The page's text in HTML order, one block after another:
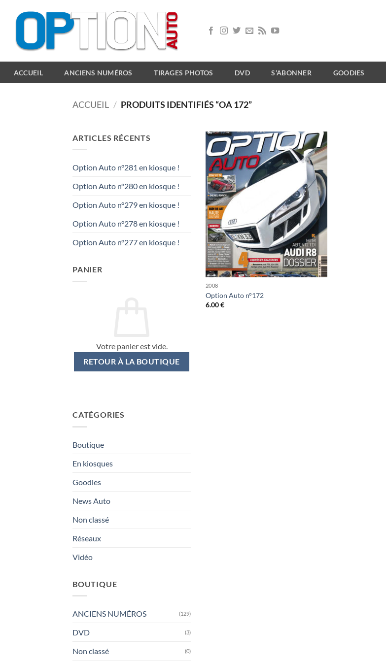
ACCUEIL ANCIENS NUMÉROS TIRAGES PHOTOS DVD S’ABONNER GOODIES
ACCUEIL / PRODUITS IDENTIFIÉS “OA 172”
ARTICLES RÉCENTS
Option Auto n°281 en kiosque !
Option Auto n°280 en kiosque !
Option Auto n°279 en kiosque !
Option Auto n°278 en kiosque !
Option Auto n°277 en kiosque !
PANIER
Votre panier est vide.
RETOUR À LA BOUTIQUE
CATÉGORIES
Boutique
En kiosques
Goodies
News Auto
Non classé
Réseaux
Vidéo
BOUTIQUE
ANCIENS NUMÉROS (129)
DVD (3)
Non classé (0)
2008
Option Auto n°172
6.00€